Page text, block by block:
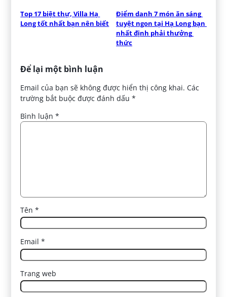
Top 17 biệt thự, Villa Hạ
Long tốt nhất bạn nên biết
Điểm danh 7 món ăn sáng
tuyệt ngon tại Hạ Long bạn
nhất định phải thưởng
thức
Để lại một bình luận
Email của bạn sẽ không được hiển thị công khai. Các
trường bắt buộc được đánh dấu*
Bình luận*
Tên*
Email*
Trang web